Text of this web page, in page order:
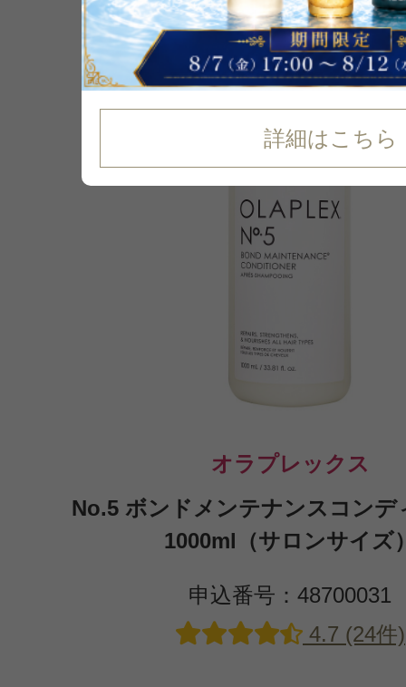
詳細はこちら
11%
OFF
オラプレックス
No.5 ボンドメンテナンスコンデ
1000ml（サロンサイズ
申込番号：48700031
4.7 (24件)